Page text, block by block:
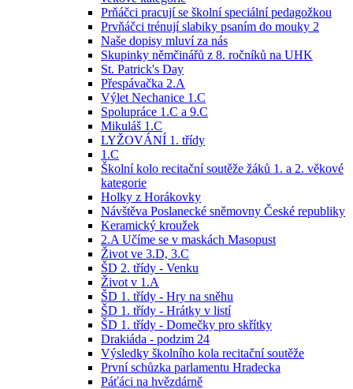
Prňáčci pracují se školní speciální pedagožkou
Prvňáčci trénují slabiky psaním do mouky 2
Naše dopisy mluví za nás
Skupinky němčinářů z 8. ročníků na UHK
St. Patrick's Day
Přespávačka 2.A
Výlet Nechanice 1.C
Spolupráce 1.C a 9.C
Mikuláš 1.C
LYŽOVÁNÍ 1. třídy
1.C
Školní kolo recitační soutěže žáků 1. a 2. věkové
kategorie
Holky z Horákovky
Návštěva Poslanecké sněmovny České republiky
Keramický kroužek
2.A Učíme se v maskách Masopust
Život ve 3.D, 3.C
ŠD 2. třídy - Venku
Život v 1.A
ŠD 1. třídy - Hry na sněhu
ŠD 1. třídy - Hrátky v listí
ŠD 1. třídy - Domečky pro skřítky
Drakiáda - podzim 24
Výsledky školního kola recitační soutěže
První schůzka parlamentu Hradecka
Páťáci na hvězdárně